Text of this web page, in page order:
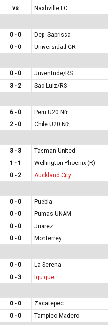
vs
Nashville FC
0 - 0
Dep. Saprissa
0 - 0
Universidad CR
0 - 0
Juventude/RS
3 - 2
Sao Luiz/RS
6 - 0
Peru U20 Nữ
2 - 0
Chile U20 Nữ
3 - 3
Tasman United
1 - 1
Wellington Phoenix (R)
0 - 2
Auckland City
0 - 0
Puebla
0 - 0
Pumas UNAM
0 - 0
Juarez
0 - 0
Monterrey
0 - 0
La Serena
0 - 3
Iquique
0 - 0
Zacatepec
0 - 0 Tampico Madero